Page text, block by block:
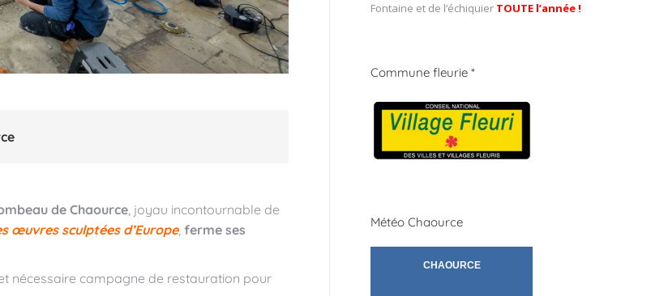
de Chaource , joyau incontournable de
œuvres sculptées d’Europe, ferme ses
nécessaire campagne de restauration pour
Fontaine et de l’échiquier TOUTE l’année !
Commune fleurie *
Météo Chaource